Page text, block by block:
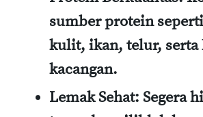
sumber protein
kulit, ikan, telur, serta
kacangan.
Lemak Sehat: Segera